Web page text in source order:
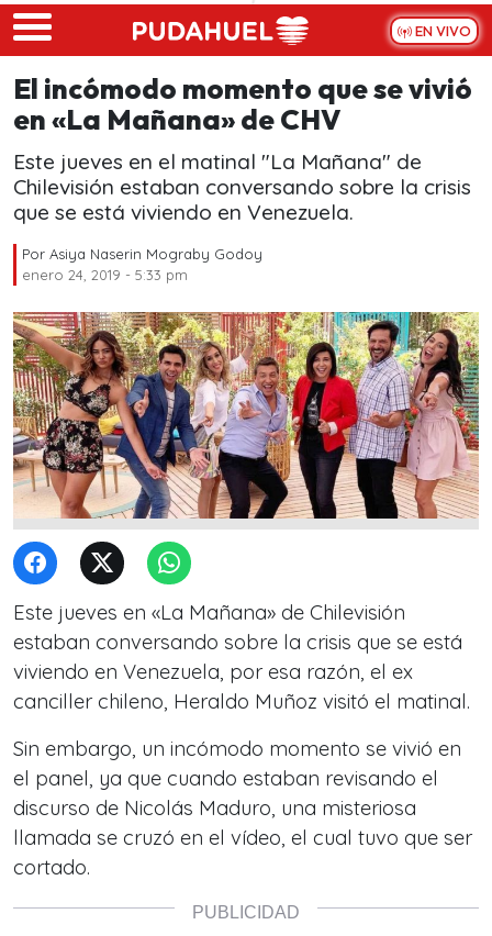
Skip to main content
EN VIVO
El incómodo momento que se vivió
en «La Mañana» de CHV
Este jueves en el matinal "La Mañana" de
Chilevisión estaban conversando sobre la crisis
que se está viviendo en Venezuela.
Por Asiya Naserin Mograby Godoy
enero 24, 2019 - 5:33 pm
Este jueves en «La Mañana» de Chilevisión
estaban conversando sobre la crisis que se está
viviendo en Venezuela, por esa razón, el ex
canciller chileno, Heraldo Muñoz visitó el matinal.
Sin embargo, un incómodo momento se vivió en
el panel, ya que cuando estaban revisando el
discurso de Nicolás Maduro, una misteriosa
llamada se cruzó en el vídeo, el cual tuvo que ser
cortado.